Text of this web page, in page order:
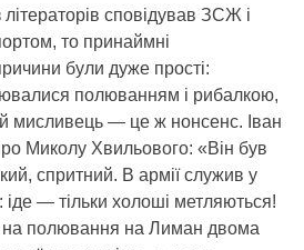
сповідував ЗСЖ і
то принаймні
були дуже прості:
полюванням і рибалкою,
мисливець — це ж нонсенс. Іван
Миколу Хвильового: «Він був
спритний. В армії служив у
іде — тільки холоші метляються!
на полювання на Лиман двома